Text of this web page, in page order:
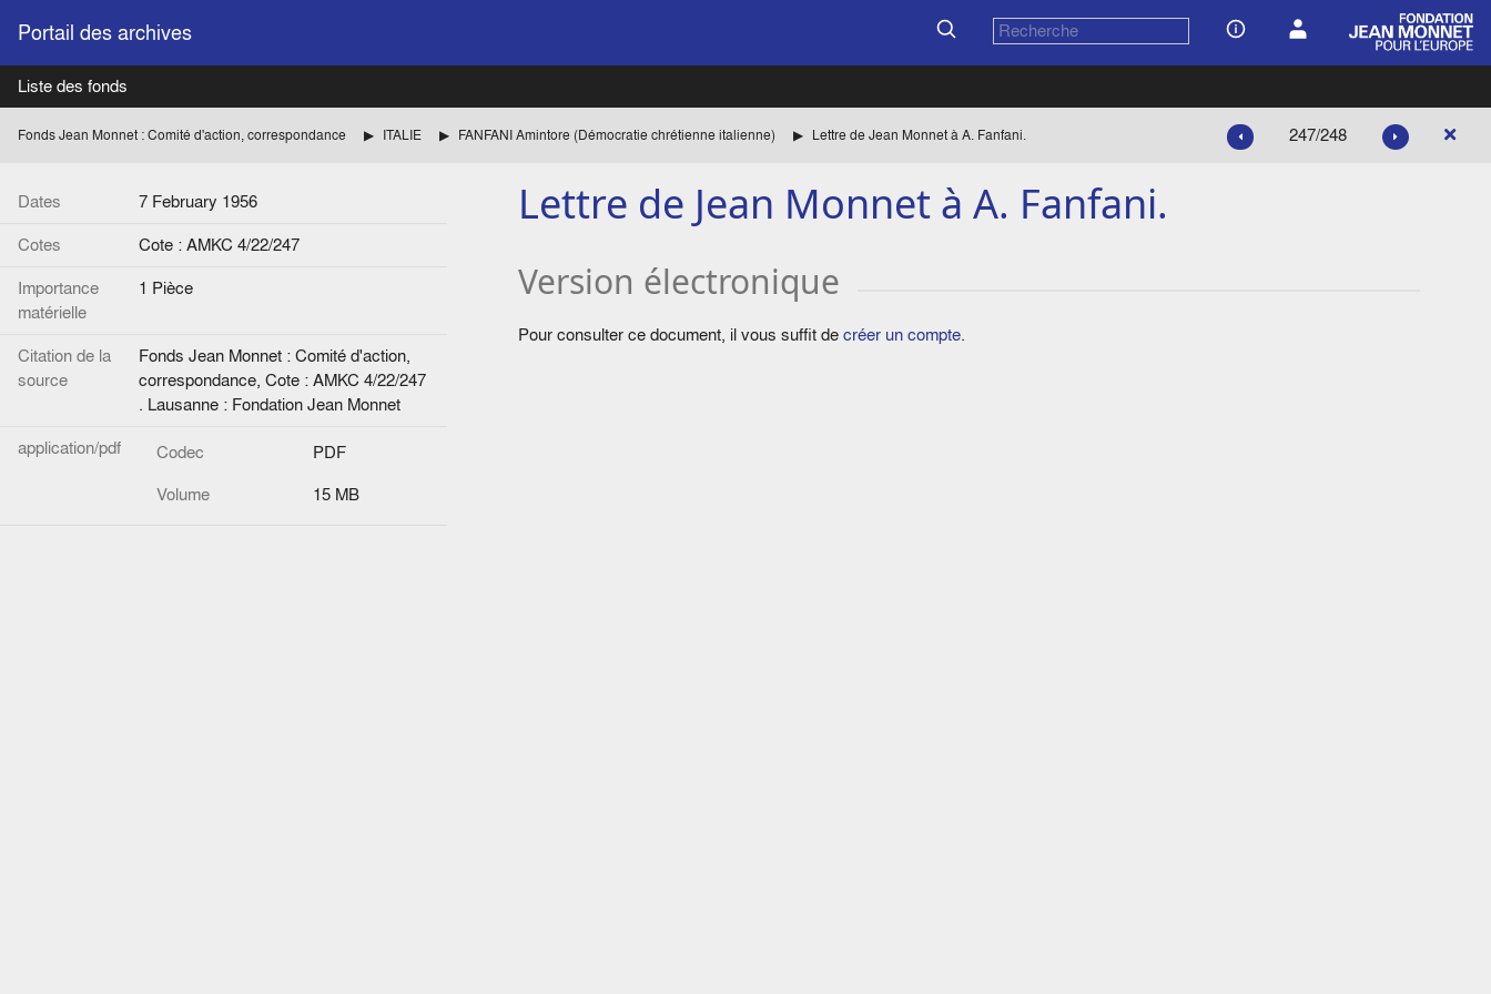
Portail des archives
Liste des fonds
Fonds Jean Monnet : Comité d'action, correspondance ITALIE FANFANI Amintore (Démocratie chrétienne italienne) Lettre de Jean Monnet à A. Fanfani. 247/248
Dates
7 February 1956
Cotes
Cote : AMKC 4/22/247
Importance
matérielle
1 Pièce
Citation de la
source
Fonds Jean Monnet : Comité d'action,
correspondance, Cote : AMKC 4/22/247
. Lausanne : Fondation Jean Monnet
application/pdf
Codec
PDF
Volume
15 MB
Lettre de Jean Monnet à A. Fanfani.
Version électronique
Pour consulter ce document, il vous suffit decréer un compte.